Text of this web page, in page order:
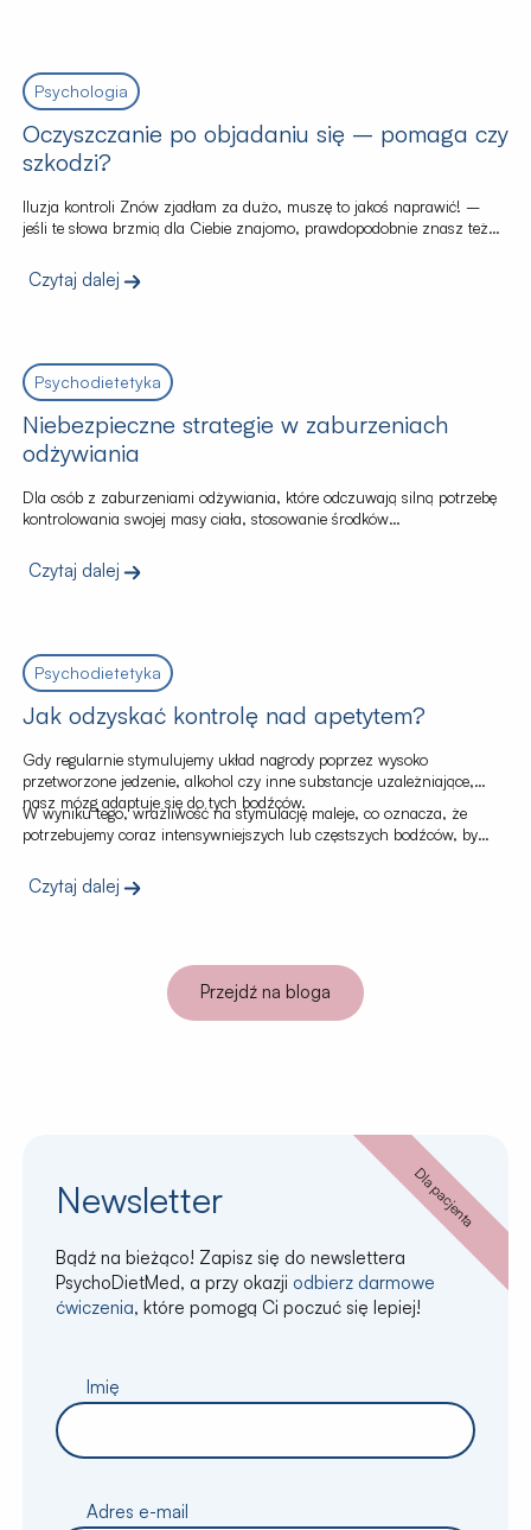
Psychologia
Oczyszczanie po objadaniu się – pomaga czy
szkodzi?
Iluzja kontroli Znów zjadłam za dużo, muszę to jakoś naprawić! –
jeśli te słowa brzmią dla Ciebie znajomo, prawdopodobnie znasz też
myśl: Jeśli teraz wyrzucę to z siebie – wymiotami czy tabletkami –
może uniknę konsekwencji i nie przytyję? Niestety, to tylko iluzja
Czytaj dalej
Psychodietetyka
Niebezpieczne strategie w zaburzeniach
odżywiania
Dla osób z zaburzeniami odżywiania, które odczuwają silną potrzebę
kontrolowania swojej masy ciała, stosowanie środków
zwiększenie poczucia kontroli. Takie działania pozwalają na
tymczasowe złagodzenie lęku i złudne poczucie “panowania nad
Czytaj dalej
Psychodietetyka
Jak odzyskać kontrolę nad apetytem?
Gdy regularnie stymulujemy układ nagrody poprzez wysoko
przetworzone jedzenie, alkohol czy inne substancje uzależniające,
nasz mózg adaptuje się do tych bodźców.
W wyniku tego, wrażliwość na stymulację maleje, co oznacza, że
potrzebujemy coraz intensywniejszych lub częstszych bodźców, by
Czytaj dalej
Przejdź na bloga
Newsletter
Bądź na bieżąco! Zapisz się do newslettera
PsychoDietMed, a przy okazji odbierz darmowe
ćwiczenia, które pomogą Ci poczuć się lepiej!
Imię
Adres e-mail